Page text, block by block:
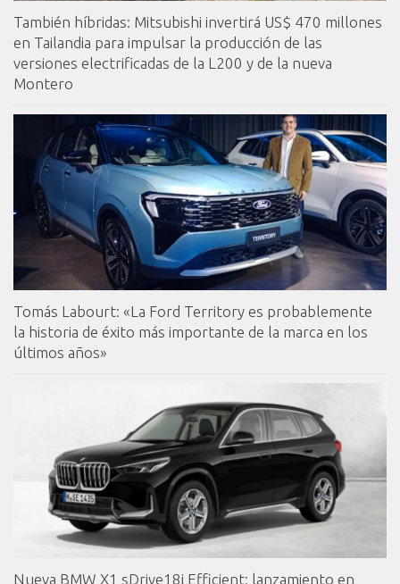
También híbridas: Mitsubishi invertirá US$ 470 millones
en Tailandia para impulsar la producción de las
versiones electrificadas de la L200 y de la nueva
Montero
Tomás Labourt: «La Ford Territory es probablemente
la historia de éxito más importante de la marca en los
últimos años»
Nueva BMW X1 sDrive18i Efficient: lanzamiento en